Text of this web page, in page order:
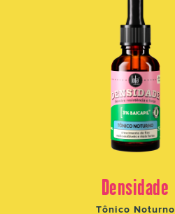
Densidade
Tônico Noturno